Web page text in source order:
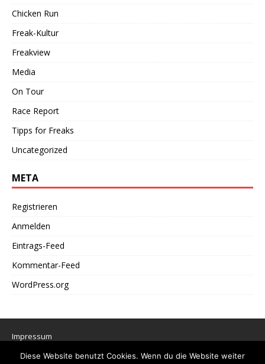
Chicken Run
Freak-Kultur
Freakview
Media
On Tour
Race Report
Tipps for Freaks
Uncategorized
META
Registrieren
Anmelden
Eintrags-Feed
Kommentar-Feed
WordPress.org
Impressum
Datenschutzerklärung
Diese Website benutzt Cookies. Wenn du die Website weiter